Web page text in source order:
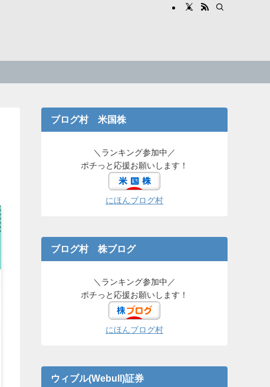
ブログ村 米国株
＼ランキング参加中／
ポチっと応援お願いします！
にほんブログ村
ブログ村 株ブログ
＼ランキング参加中／
ポチっと応援お願いします！
にほんブログ村
ウィブル(Webull)証券